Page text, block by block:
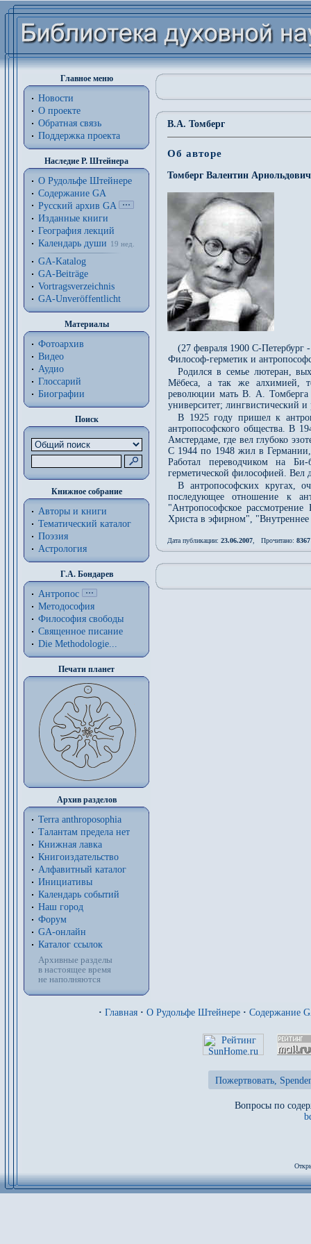
Главное меню
Новости
О проекте
Обратная связь
Поддержка проекта
Наследие Р. Штейнера
О Рудольфе Штейнере
Содержание GA
Русский архив GA
Изданные книги
География лекций
Календарь души
19 нед.
GA-Katalog
GA-Beiträge
Vortragsverzeichnis
GA-Unveröffentlicht
Материалы
Фотоархив
Видео
Аудио
Глоссарий
Биографии
Поиск
Книжное собрание
Авторы и книги
Тематический каталог
Поэзия
Астрология
Г.А. Бондарев
Антропос
Методософия
Философия cвободы
Священное писание
Die Methodologie...
Печати планет
Архив разделов
Terra anthroposophia
Талантам предела нет
Книжная лавка
Книгоиздательство
Алфавитный каталог
Инициативы
Календарь событий
Наш город
Форум
GA-онлайн
Каталог ссылок
Архивные разделы
в настоящее время
не наполняются
В.А. Томберг
Об авторе
Томберг Валентин Арнольдович
(27 февраля 1900 С-Петербург
Философ-герметик и
Родился в семье лютеран,
Мёбеса, а так же алхимией,
революции мать В. А. Томберга
университет; лингвистический и
В 1925 году пришел к
антропософского общества. В
Амстердаме, где вел глубоко
С 1944 по 1948 жил в
Работал переводчиком на
герметической философией.
В антропософских кругах,
последующее отношение к
"Антропософское
Христа в эфирном", "Внутреннее
Дата публикации: 23.06.2007, Прочитано: 8367
· Главная · О Рудольфе Штейнере · Содержание
Пожертвовать,
Вопросы по